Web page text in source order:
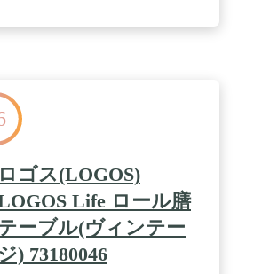
タンドは折りたたみテーブルとあ
す。
ロゴス(LOGOS)
Life ロール膳
ーブル(ヴィンテー
ジ) 73180046